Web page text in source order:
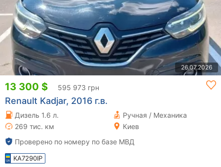
26.07.2026
13 300 $ 595 973 грн
Renault Kadjar, 2016 г.в.
Дизель 1.6 л.
Ручная / Механика
269 тис. км
Киев
Проверено по номеру по базе МВД
KA7290IP